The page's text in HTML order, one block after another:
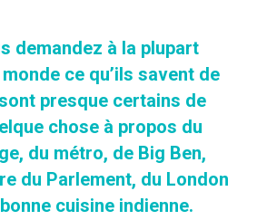
demandez à la plupart
ce qu’ils savent de
presque certains de
chose à propos du
du métro, de Big Ben,
du Parlement, du London
cuisine indienne.